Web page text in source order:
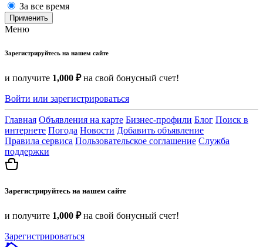
За все время
Применить
Меню
Зарегистрируйтесь на нашем сайте
и получите 1,000 ₽на свой бонусный счет!
Войти или зарегистрироваться
Главная Объявления на карте Бизнес-профили Блог Поиск в
интернете Погода Новости Добавить объявление
Правила сервиса Пользовательское соглашение Служба
поддержки
Зарегистрируйтесь на нашем сайте
и получите 1,000 ₽на свой бонусный счет!
Зарегистрироваться